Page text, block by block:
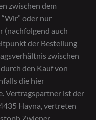
zwischen dem
oder nur
(nachfolgend auch
der Bestellung
zwischen
den Kauf von
die hier
Vertragspartner ist der
Hayna, vertreten